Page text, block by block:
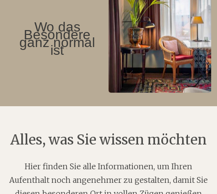
Wo das
Besondere
ganz normal
ist
Alles, was Sie wissen möchten
Hier finden Sie alle Informationen, um Ihren
Aufenthalt noch angenehmer zu gestalten, damit Sie